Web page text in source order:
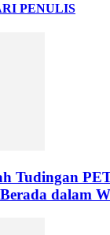
PENULIS
Tudingan
dalam